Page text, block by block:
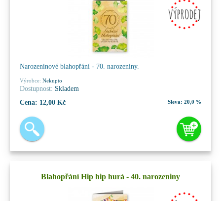
Narozeninové blahopřání - 70. narozeniny.
Výrobce: Nekupto
Dostupnost: Skladem
Cena: 12,00 Kč Sleva: 20,0 %
Blahopřání Hip hip hurá - 40. narozeniny